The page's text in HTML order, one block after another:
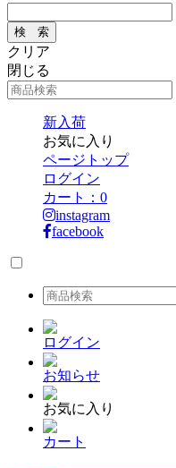
クリア
閉じる
新入荷
お気に入り
ページトップ
ログイン
カート： 0
instagram
facebook
ログイン
お知らせ
お気に入り
カート